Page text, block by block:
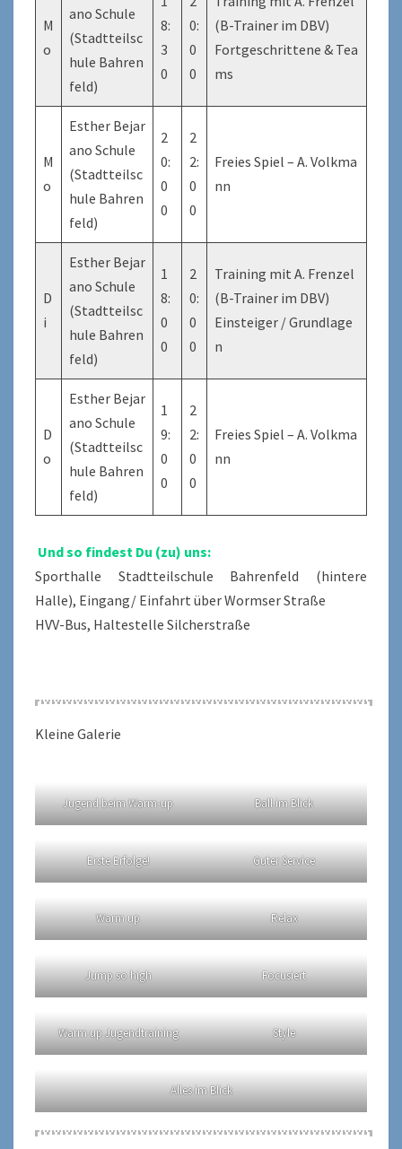
M
o
ano Schule
(Stadtteilsc
hule Bahren
feld)
8:
3
0
0:
0
0
(B-Trainer im DBV)
Fortgeschrittene & Tea
ms
M
o
Esther Bejar
ano Schule
(Stadtteilsc
hule Bahren
feld)
2
0:
0
0
2
2:
0
0
Freies Spiel – A. Volkma
nn
D
i
Esther Bejar
ano Schule
(Stadtteilsc
hule Bahren
feld)
1
8:
0
0
2
0:
0
0
Training mit A. Frenzel
(B-Trainer im DBV)
Einsteiger / Grundlage
n
D
o
Esther Bejar
ano Schule
(Stadtteilsc
hule Bahren
feld)
1
9:
0
0
2
2:
0
0
Freies Spiel – A. Volkma
nn
Und so findest Du (zu) uns:
Sporthalle Stadtteilschule Bahrenfeld (hintere
Halle), Eingang/ Einfahrt über Wormser Straße
HVV-Bus, Haltestelle Silcherstraße
Kleine Galerie
Jugend beim Warm-up Ball im Blick
Erste Erfolge! Guter Service
Warm up Relax
Jump so high Focusiert
Warm up Jugendtraining Style
Alles im Blick